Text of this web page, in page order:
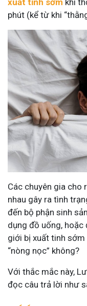
xuất tinh sớm khi
phút (kể từ khi
Các chuyên gia cho
nhau gây ra tình
đến bộ phận sinh
dụng đồ uống, hoặc
giới bị xuất tinh
“nòng nọc” không?
Với thắc mắc này,
đọc câu trả lời như